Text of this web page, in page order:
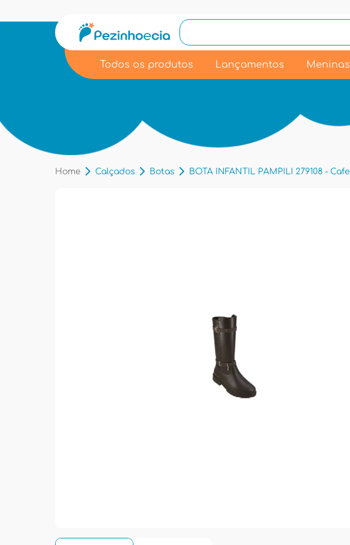
Todos os produtos Lançamentos Meninas
Home Calçados Botas BOTA INFANTIL PAMPILI 279108 - Cafe